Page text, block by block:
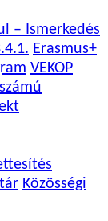
– Ismerkedés
Erasmus+
VEKOP
Közösségi